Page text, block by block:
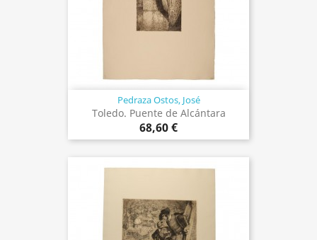
Pedraza Ostos, José
Toledo. Puente de Alcántara
68,60 €